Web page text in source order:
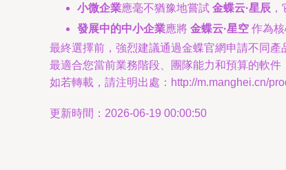
小微企業應毫不猶豫地嘗試 金蝶云·星辰
發展中的中小企業應將 金蝶云·星空 作為
最終選擇前，強烈建議通過金蝶官網申請不同產
最適合您當前業務階段、團隊能力和預算的軟件
如若轉載，請注明出處：http://m.manghei.cn/
更新時間：2026-06-19 00:00:50